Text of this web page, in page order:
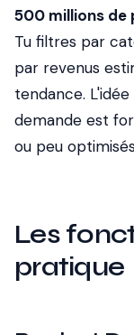
500 millions de
Tu filtres par
par revenus
tendance.
demande est
ou peu
Les
pratique